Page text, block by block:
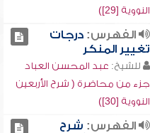
النووية [29])
الفهرس:درجات
تغيير المنكر
للشيخ: عبد المحسن العباد
جزء من محاضرة ( شرح الأربعين
النووية [30])
الفهرس: شرح